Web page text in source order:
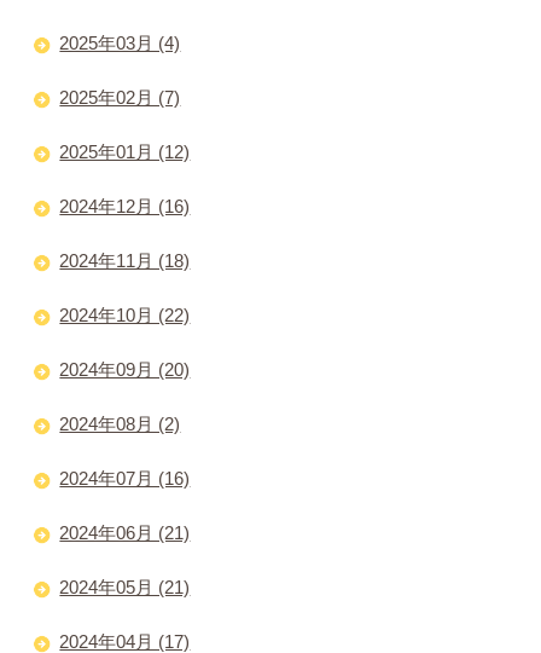
2025年03月 (4)
2025年02月 (7)
2025年01月 (12)
2024年12月 (16)
2024年11月 (18)
2024年10月 (22)
2024年09月 (20)
2024年08月 (2)
2024年07月 (16)
2024年06月 (21)
2024年05月 (21)
2024年04月 (17)